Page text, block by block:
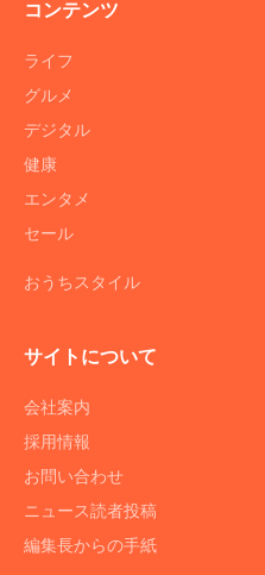
コンテンツ
ライフ
グルメ
デジタル
健康
エンタメ
セール
おうちスタイル
サイトについて
会社案内
採用情報
お問い合わせ
ニュース読者投稿
編集長からの手紙